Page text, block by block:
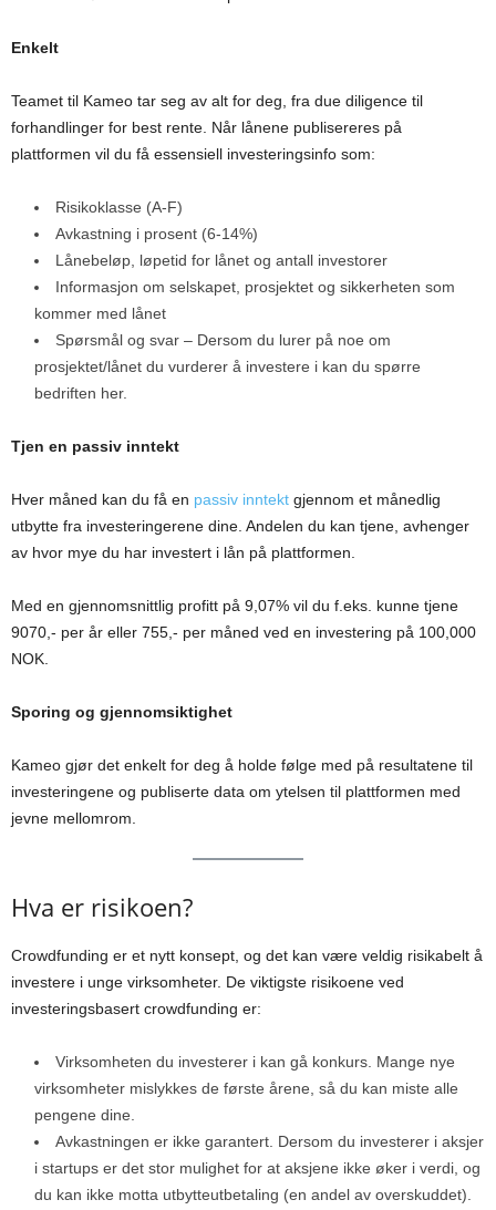
Enkelt
Teamet til Kameo tar seg av alt for deg, fra due diligence til
forhandlinger for best rente. Når lånene publisereres på
plattformen vil du få essensiell investeringsinfo som:
Risikoklasse (A-F)
Avkastning i prosent (6-14%)
Lånebeløp, løpetid for lånet og antall investorer
Informasjon om selskapet, prosjektet og sikkerheten som
kommer med lånet
Spørsmål og svar – Dersom du lurer på noe om
prosjektet/lånet du vurderer å investere i kan du spørre
bedriften her.
Tjen en passiv inntekt
Hver måned kan du få en passiv inntekt gjennom et månedlig
utbytte fra investeringerene dine. Andelen du kan tjene, avhenger
av hvor mye du har investert i lån på plattformen.
Med en gjennomsnittlig profitt på 9,07% vil du f.eks. kunne tjene
9070,- per år eller 755,- per måned ved en investering på 100,000
NOK.
Sporing og gjennomsiktighet
Kameo gjør det enkelt for deg å holde følge med på resultatene til
investeringene og publiserte data om ytelsen til plattformen med
jevne mellomrom.
Hva er risikoen?
Crowdfunding er et nytt konsept, og det kan være veldig risikabelt å
investere i unge virksomheter. De viktigste risikoene ved
investeringsbasert crowdfunding er:
Virksomheten du investerer i kan gå konkurs. Mange nye
virksomheter mislykkes de første årene, så du kan miste alle
pengene dine.
Avkastningen er ikke garantert. Dersom du investerer i aksjer
i startups er det stor mulighet for at aksjene ikke øker i verdi, og
du kan ikke motta utbytteutbetaling (en andel av overskuddet).